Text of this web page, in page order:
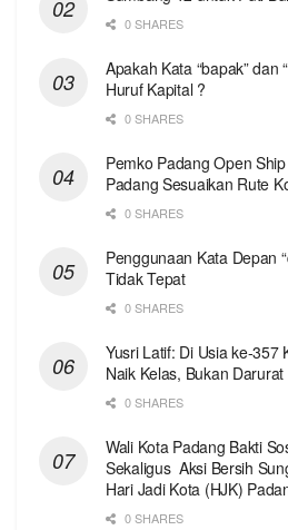
0 SHARES
Apakah Kata “bapak” dan
Huruf Kapital ?
0 SHARES
Pemko Padang Open
Padang Sesuaikan Rute
0 SHARES
Penggunaan Kata Depan
Tidak Tepat
0 SHARES
Yusri Latif: Di Usia ke-357
Naik Kelas, Bukan Darurat
0 SHARES
Wali Kota Padang Bakti
Sekaligus Aksi Bersih
Hari Jadi Kota (HJK)
0 SHARES